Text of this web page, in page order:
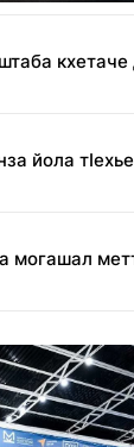
кхетаче
йола
могашал